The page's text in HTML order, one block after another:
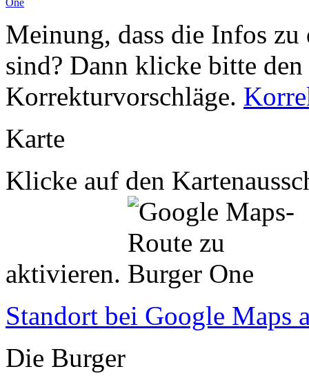
Meinung, dass die Infos
sind? Dann klicke bitte
Korrekturvorschläge.
Karte
Klicke auf den
aktivieren.
Standort bei Google Maps
Die Burger